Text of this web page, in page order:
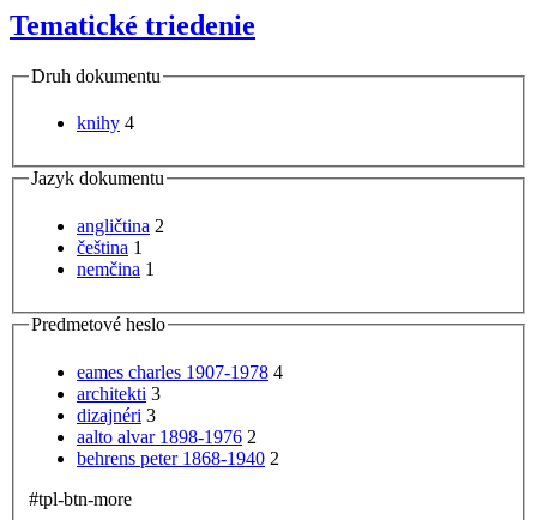
Tematické triedenie
Druh dokumentu
knihy 4
Jazyk dokumentu
angličtina 2
čeština 1
nemčina 1
Predmetové heslo
eames charles 1907-1978 4
architekti 3
dizajnéri 3
aalto alvar 1898-1976 2
behrens peter 1868-1940 2
#tpl-btn-more